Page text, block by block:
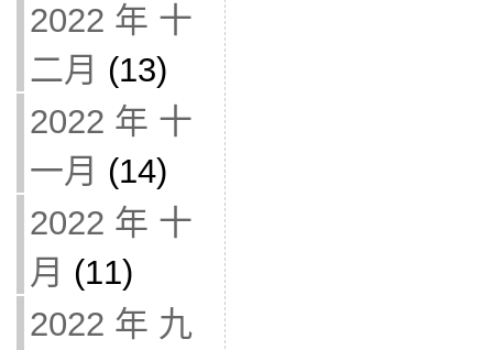
2022 年 十
二月 (13)
2022 年 十
一月 (14)
2022 年 十
月 (11)
2022 年 九